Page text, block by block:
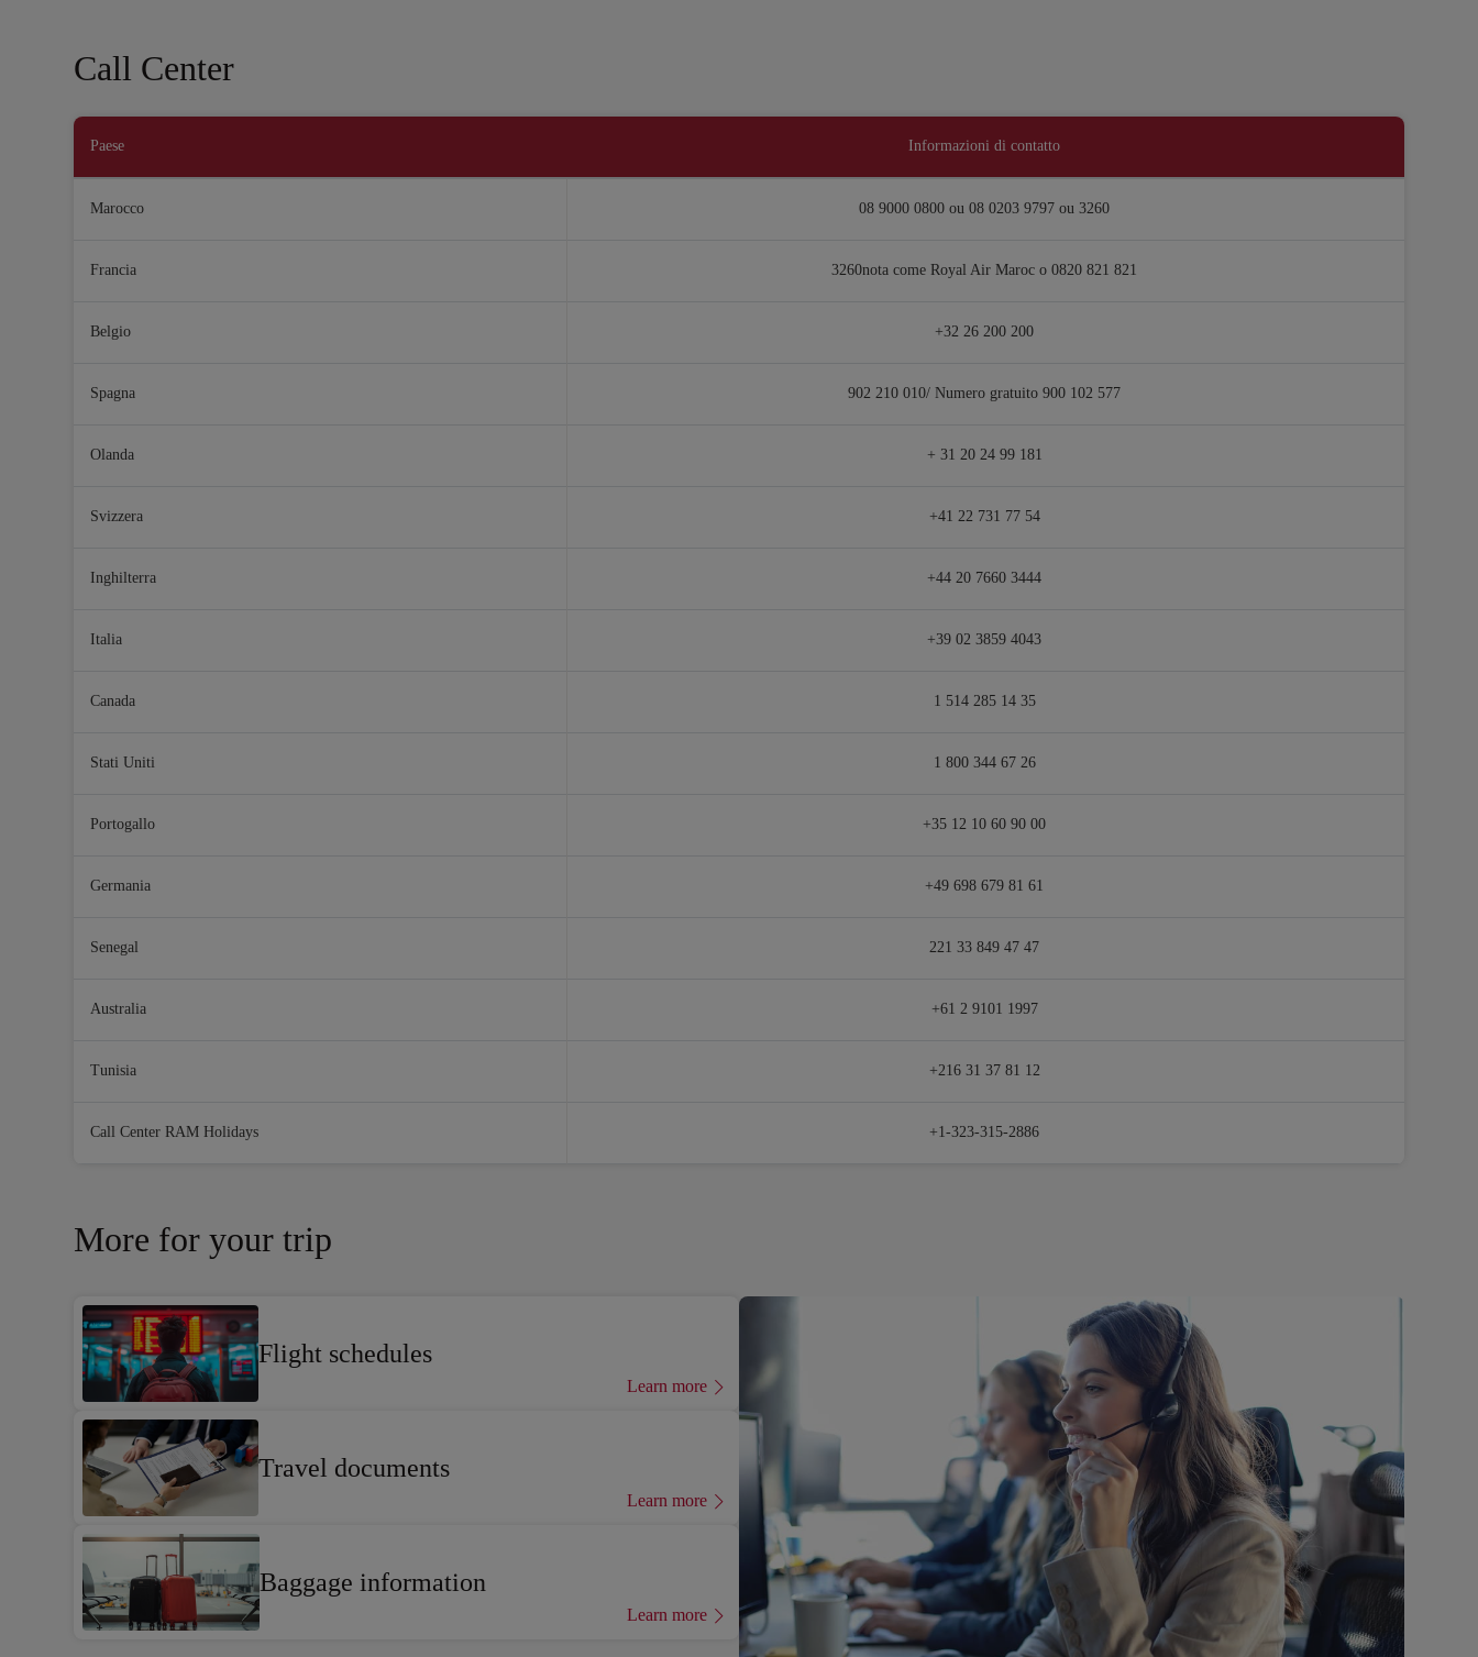
Call Center
Paese Informazioni di contatto
Marocco 08 9000 0800 ou 08 0203 9797 ou 3260
Francia 3260nota come Royal Air Maroc o 0820 821 821
Belgio +32 26 200 200
Spagna 902 210 010/ Numero gratuito 900 102 577
Olanda + 31 20 24 99 181
Svizzera +41 22 731 77 54
Inghilterra +44 20 7660 3444
Italia +39 02 3859 4043
Canada 1 514 285 14 35
Stati Uniti 1 800 344 67 26
Portogallo +35 12 10 60 90 00
Germania +49 698 679 81 61
Senegal 221 33 849 47 47
Australia +61 2 9101 1997
Tunisia +216 31 37 81 12
Call Center RAM Holidays +1-323-315-2886
More for your trip
Flight schedules
Learn more
Travel documents
Learn more
Baggage information
Learn more